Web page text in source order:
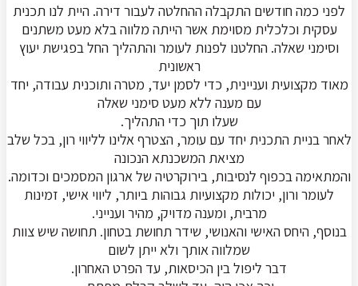
לפני כמה חודשים התקבלה ההחלטה לעבור דירה. היית לנו תכנית
עסקית וכלכלית מסוימת אשר הייתה מלווה בלא מעט משתנים
וסימני שאלה. החלטנו לפנות לעומר והתהליך החל בפגישת יעוץ
ראשונית
מאוד מקצועית ועניינית, כדי לסמן יעד, מטרה ותוכנית עבודה, יחד
עם מענה ללא מעט סימני שאלה
שעלו תוך כדי התהליך.
לאחר בניית התכנית יחד עם עומר, הצטרף אלינו לליווי רון, בכל שלב
מציאת המשכנתא הנכונה
והמתאימה בכפוף לנסיבות, בירוקרטיה של ארגון המסמכים וכדומה.
לעומר ורון, יכולות מקצועיות גבוהות ביותר, ליווי אישי, זמינות
מרבית, ומענה מדויק, מהיר וענייני.
בנוסף, היחס האישי והאנושי, שידר תחושת בטחון. תחושה שיש צוות
שמלווה אותך ולא ייתן לשום
דבר ליפול בין הכיסאות, עד הפרט האחרון.